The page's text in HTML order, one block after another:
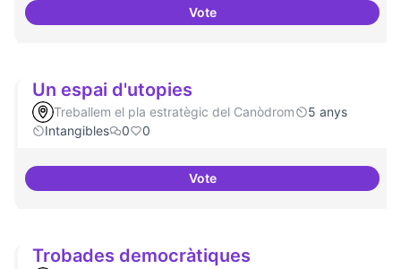
VoteVideojocs alternatius
Un espai d'utopies
Treballem el pla estratègic del Canòdrom
5 anys
Intangibles
0 0
VoteUn espai d'utopies
Trobades democràtiques